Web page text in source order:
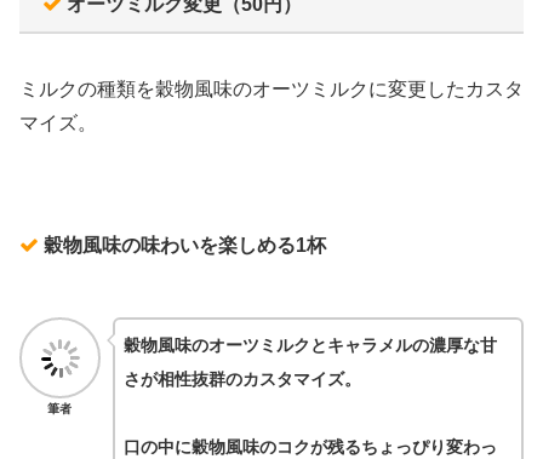
ミルクの種類を穀物風味のオーツミルクに変更したカスタ
マイズ。
穀物風味の味わいを楽しめる1杯
筆者
穀物風味のオーツミルクとキャラメルの濃厚な甘
さが相性抜群のカスタマイズ。
口の中に穀物風味のコクが残るちょっぴり変わっ